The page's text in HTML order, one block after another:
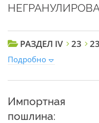
РАЗДЕЛ IV 23
Подробно
Импортная
пошлина: